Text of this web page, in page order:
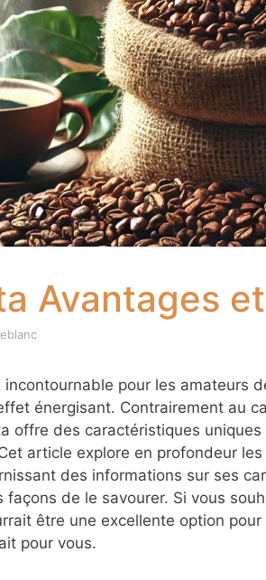
Avantages
pour les amateurs
énergisant. Contrairement au
offre des caractéristiques
article explore en profondeur
des informations sur ses
de le savourer. Si vous
être une excellente option
pour vous.